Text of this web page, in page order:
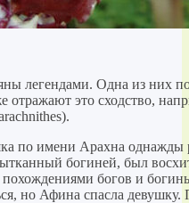
легендами. Одна из них
отражают это сходство,
по имени Арахна однажды
богиней, был
богов и
но Афина спасла